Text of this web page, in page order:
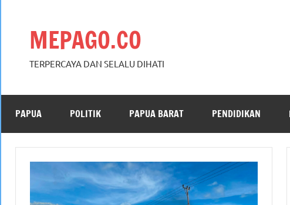
MEPAGO.CO
TERPERCAYA DAN SELALU DIHATI
PAPUA POLITIK PAPUA BARAT PENDIDIKAN